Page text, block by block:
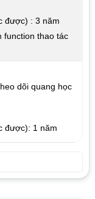
được) : 3 năm
function thao tác
dõi quang học
được): 1 năm